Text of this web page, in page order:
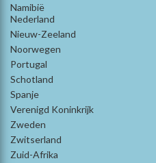
Namibië
Nederland
Nieuw-Zeeland
Noorwegen
Portugal
Schotland
Spanje
Verenigd Koninkrijk
Zweden
Zwitserland
Zuid-Afrika